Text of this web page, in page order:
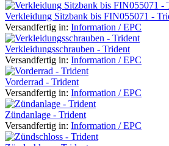
Verkleidung Sitzbank bis FIN055071 -
Versandfertig in: Information / EPC
Verkleidungsschrauben - Trident
Versandfertig in: Information / EPC
Vorderrad - Trident
Versandfertig in: Information / EPC
Zündanlage - Trident
Versandfertig in: Information / EPC